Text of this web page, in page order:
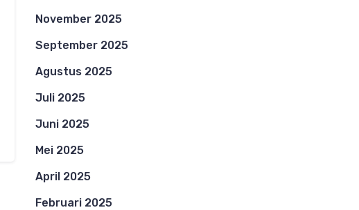
November 2025
September 2025
Agustus 2025
Juli 2025
Juni 2025
Mei 2025
April 2025
Februari 2025